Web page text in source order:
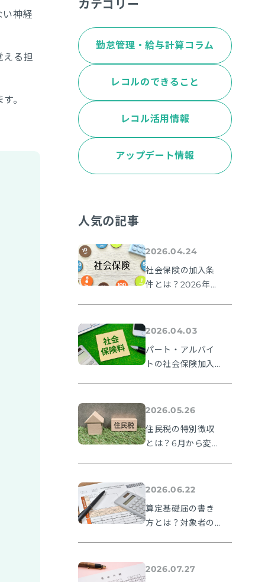
い神経
える担
。
カテゴリー
勤怠管理・給与計算コラム
レコルのできること
レコル活用情報
アップデート情報
人気の記事
2026.04.24
社会保険の加入条
件とは？2026年法
2026.04.03
パート・アルバイ
トの社会保険加入
正ポイントを解説
2026.05.26
住民税の特別徴収
とは？6月から変わ
説
2026.06.22
算定基礎届の書き
方とは？対象者の
解説【令和８年度
2026.07.27